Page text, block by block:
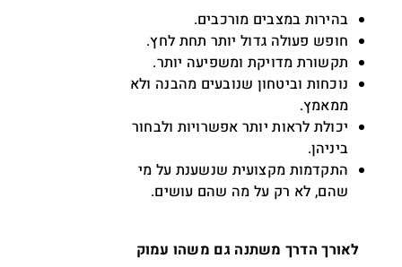
בהירות במצבים מורכבים.
חופש פעולה גדול יותר תחת לחץ.
תקשורת מדויקת ומשפיעה יותר.
נוכחות וביטחון שנובעים מהבנה ולא
ממאמץ.
יכולת לראות יותר אפשרויות ולבחור
ביניהן.
התקדמות מקצועית שנשענת על מי
שהם, לא רק על מה שהם עושים.
לאורך הדרך משתנה גם משהו עמוק